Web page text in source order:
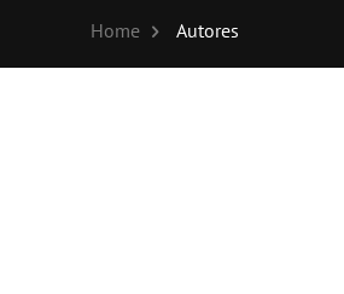
Home Autores